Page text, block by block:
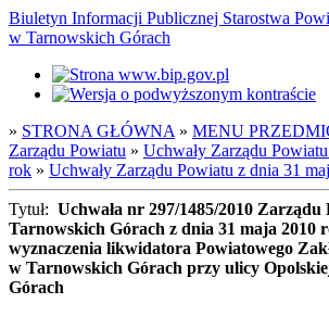
Biuletyn Informacji Publicznej Starostwa
w Tarnowskich Górach
» STRONA GŁÓWNA » MENU
Zarządu Powiatu » Uchwały Zarządu
rok » Uchwały Zarządu Powiatu z dnia 31
Tytuł: Uchwała nr 297/1485/2010
Tarnowskich Górach z dnia 31 maja 2010
wyznaczenia likwidatora Powiatowego
w Tarnowskich Górach przy ulicy
Górach